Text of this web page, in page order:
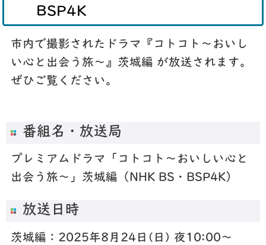
BSP4K
市内で撮影されたドラマ『コトコト～おいし
い心と出会う旅～』茨城編 が放送されます。
ぜひご覧ください。
番組名・放送局
プレミアムドラマ「コトコト～おいしい心と
出会う旅～」茨城編（NHK BS・BSP4K）
放送日時
茨城編：2025年8月24日(日) 夜10:00～